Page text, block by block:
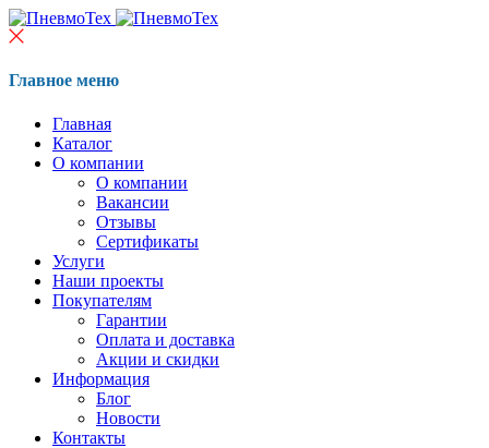
Главное меню
Главная
Каталог
О компании
О компании
Вакансии
Отзывы
Сертификаты
Услуги
Наши проекты
Покупателям
Гарантии
Оплата и доставка
Акции и скидки
Информация
Блог
Новости
Контакты